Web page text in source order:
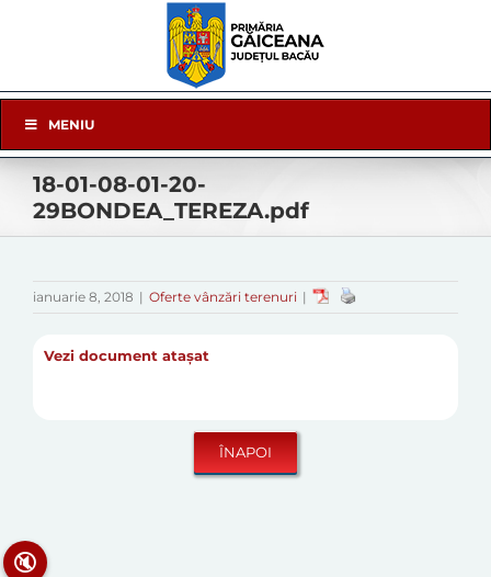
Navigation
MENIU
18-01-08-01-20-
29BONDEA_TEREZA.pdf
ianuarie 8, 2018 | Oferte vânzări terenuri |
Vezi document atașat
🔇